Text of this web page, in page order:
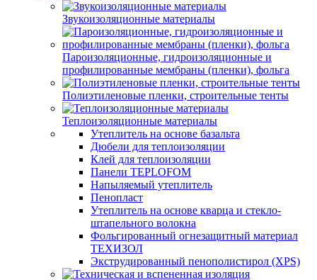
Звукоизоляционные материалы
Пароизоляционные, гидроизоляционные и
профилированные мембраны (пленки), фольга
Полиэтиленовые пленки, строительные тенты
Теплоизоляционные материалы
Утеплитель на основе базальта
Дюбели для теплоизоляции
Клей для теплоизоляции
Панели TEPLOFOM
Напыляемый утеплитель
Пенопласт
Утеплитель на основе кварца и стекло-
штапельного волокна
Фольгированный огнезащитный материал
ТЕХИЗОЛ
Экструдированный пенополистирол (XPS)